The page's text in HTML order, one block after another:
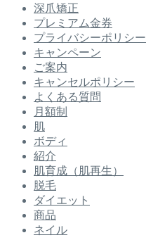
深爪矯正
プレミアム金券
プライバシーポリシー
キャンペーン
ご案内
キャンセルポリシー
よくある質問
月額制
肌
ボディ
紹介
肌育成（肌再生）
脱毛
ダイエット
商品
ネイル